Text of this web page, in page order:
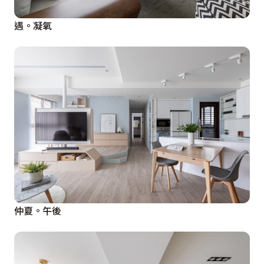
遇。凝氧
仲夏。午後